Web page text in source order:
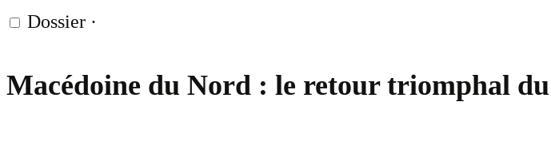
Dossier ·
Macédoine du Nord : le retour triomphal